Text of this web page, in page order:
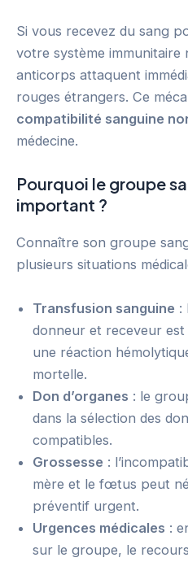
Si vous recevez du sang
votre système immunitaire
anticorps attaquent
rouges étrangers. Ce
compatibilité sanguine
médecine.
Pourquoi le groupe
important ?
Connaître son groupe
plusieurs situations
Transfusion sanguine :
donneur et receveur
une réaction
mortelle.
Don d’organes : le
dans la sélection des
compatibles.
Grossesse :
mère et le fœtus peut
préventif urgent.
Urgences médicales :
sur le groupe, le